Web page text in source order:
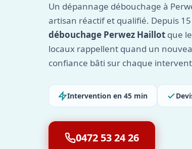
Un dépannage débouchage à
artisan réactif et qualifié. Depuis
débouchage Perwez Haillot que
locaux rappellent quand un
confiance bâti sur chaque
Intervention en 45 min
0472 53 24 26